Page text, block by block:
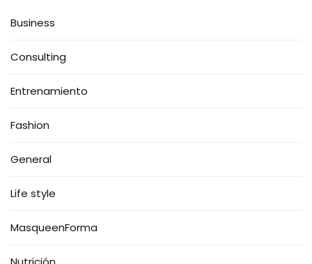
Business
Consulting
Entrenamiento
Fashion
General
Life style
MasqueenForma